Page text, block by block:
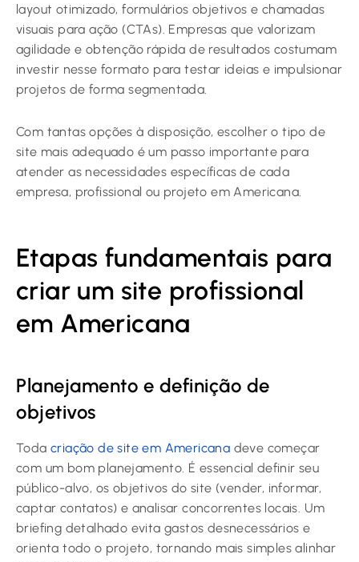
layout otimizado, formulários objetivos e chamadas
visuais para ação (CTAs). Empresas que valorizam
agilidade e obtenção rápida de resultados costumam
investir nesse formato para testar ideias e impulsionar
projetos de forma segmentada.
Com tantas opções à disposição, escolher o tipo de
site mais adequado é um passo importante para
atender as necessidades específicas de cada
empresa, profissional ou projeto em Americana.
Etapas fundamentais para
criar um site profissional
em Americana
Planejamento e definição de
objetivos
Toda criação de site em Americana deve começar
com um bom planejamento. É essencial definir seu
público-alvo, os objetivos do site (vender, informar,
captar contatos) e analisar concorrentes locais. Um
briefing detalhado evita gastos desnecessários e
orienta todo o projeto, tornando mais simples alinhar